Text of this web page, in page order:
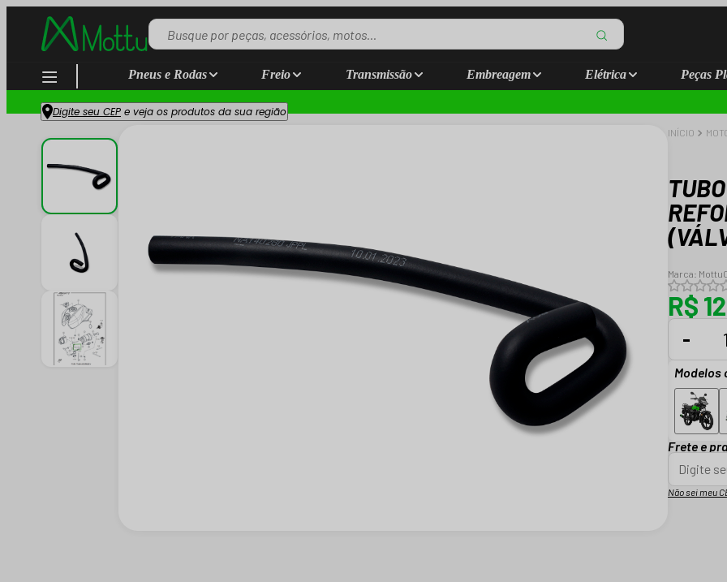
Pneus e Rodas Freio Transmissão Embreagem Elétrica Peças
Digite seu CEP e veja os produtos da sua região
INÍCIO
Marca: Mottu
R$
-
Modelos
Frete e
Não sei meu